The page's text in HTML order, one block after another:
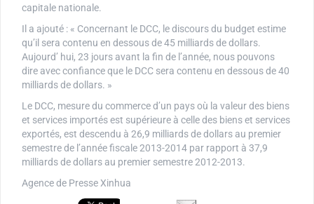
capitale nationale.
Il a ajouté : « Concernant le DCC, le discours du budget estime
qu’il sera contenu en dessous de 45 milliards de dollars.
Aujourd’ hui, 23 jours avant la fin de l’année, nous pouvons
dire avec confiance que le DCC sera contenu en dessous de 40
milliards de dollars. »
Le DCC, mesure du commerce d’un pays où la valeur des biens
et services importés est supérieure à celle des biens et services
exportés, est descendu à 26,9 milliards de dollars au premier
semestre de l’année fiscale 2013-2014 par rapport à 37,9
milliards de dollars au premier semestre 2012-2013.
Agence de Presse Xinhua